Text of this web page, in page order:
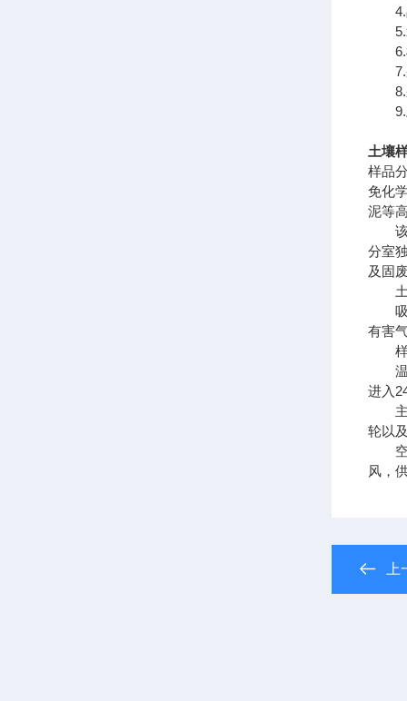
4.品
5.箱
6.样
7.采
8.采
9.土
土壤
样品
免化
泥等
该设
分室
及固
土
吸附
有害
样品
温度
进入
主机
轮以
空气
风，